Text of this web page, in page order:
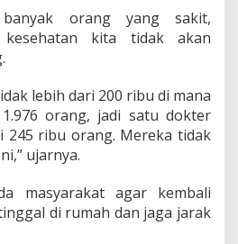
orang yang sakit,
kesehatan kita tidak akan
lebih dari 200 ribu di mana
orang, jadi satu dokter
245 ribu orang. Mereka tidak
ujarnya.
masyarakat agar kembali
di rumah dan jaga jarak